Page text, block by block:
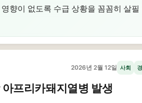
향이 없도록 수급 상황을 꼼꼼히 살필
2026년 2월 12일 사회
프리카돼지열병 발생